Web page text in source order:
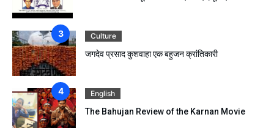
Culture
जगदेव प्रसाद कुशवाहा एक बहुजन क्रांतिकारी
English
The Bahujan Review of the Karnan Movie